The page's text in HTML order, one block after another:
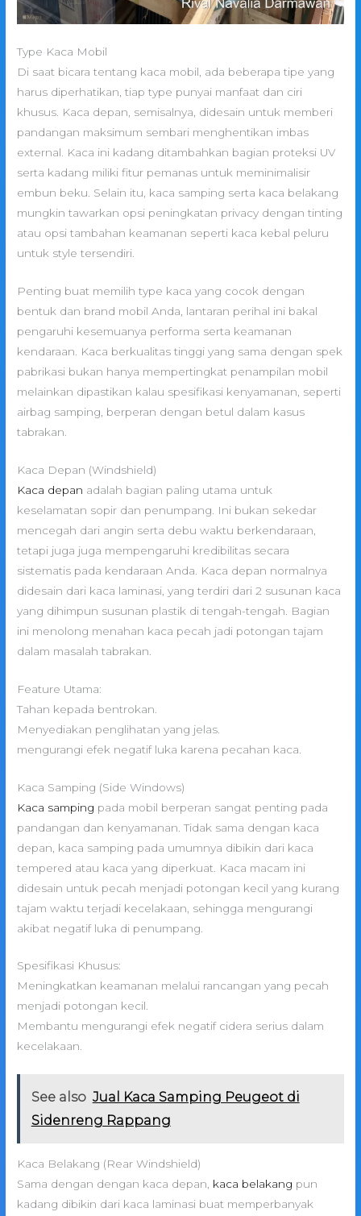
Type Kaca Mobil
Di saat bicara tentang kaca mobil, ada beberapa tipe yang
harus diperhatikan, tiap type punyai manfaat dan ciri
khusus. Kaca depan, semisalnya, didesain untuk memberi
pandangan maksimum sembari menghentikan imbas
external. Kaca ini kadang ditambahkan bagian proteksi UV
serta kadang miliki fitur pemanas untuk meminimalisir
embun beku. Selain itu, kaca samping serta kaca belakang
mungkin tawarkan opsi peningkatan privacy dengan tinting
atau opsi tambahan keamanan seperti kaca kebal peluru
untuk style tersendiri.
Penting buat memilih type kaca yang cocok dengan
bentuk dan brand mobil Anda, lantaran perihal ini bakal
pengaruhi kesemuanya performa serta keamanan
kendaraan. Kaca berkualitas tinggi yang sama dengan spek
pabrikasi bukan hanya mempertingkat penampilan mobil
melainkan dipastikan kalau spesifikasi kenyamanan, seperti
airbag samping, berperan dengan betul dalam kasus
tabrakan.
Kaca Depan (Windshield)
Kaca depan adalah bagian paling utama untuk
keselamatan sopir dan penumpang. Ini bukan sekedar
mencegah dari angin serta debu waktu berkendaraan,
tetapi juga juga mempengaruhi kredibilitas secara
sistematis pada kendaraan Anda. Kaca depan normalnya
didesain dari kaca laminasi, yang terdiri dari 2 susunan kaca
yang dihimpun susunan plastik di tengah-tengah. Bagian
ini menolong menahan kaca pecah jadi potongan tajam
dalam masalah tabrakan.
Feature Utama:
Tahan kepada bentrokan.
Menyediakan penglihatan yang jelas.
mengurangi efek negatif luka karena pecahan kaca.
Kaca Samping (Side Windows)
Kaca samping pada mobil berperan sangat penting pada
pandangan dan kenyamanan. Tidak sama dengan kaca
depan, kaca samping pada umumnya dibikin dari kaca
tempered atau kaca yang diperkuat. Kaca macam ini
didesain untuk pecah menjadi potongan kecil yang kurang
tajam waktu terjadi kecelakaan, sehingga mengurangi
akibat negatif luka di penumpang.
Spesifikasi Khusus:
Meningkatkan keamanan melalui rancangan yang pecah
menjadi potongan kecil.
Membantu mengurangi efek negatif cidera serius dalam
kecelakaan.
See also Jual Kaca Samping Peugeot di
Sidenreng Rappang
Kaca Belakang (Rear Windshield)
Sama dengan dengan kaca depan, kaca belakang pun
kadang dibikin dari kaca laminasi buat memperbanyak